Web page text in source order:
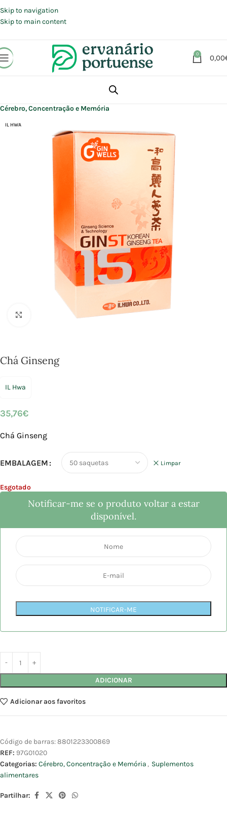
Skip to navigation
Skip to main content
0 0,00
Suplementos alimentares
Cérebro, Concentração e Memória
IL HWA
Click to enlarge
Chá Ginseng
IL Hwa
35,76€
Chá Ginseng
EMBALAGEM Limpar
Esgotado
Notificar-me se o produto voltar a estar
disponível.
NOTIFICAR-ME
ADICIONAR
Adicionar aos favoritos
Código de barras:8801223300869
REF: 97G01020
Categorias: Cérebro, Concentração e Memória , Suplementos
alimentares
Partilhar: